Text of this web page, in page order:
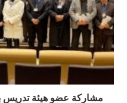
مشاركة عضو هيئة تدريس